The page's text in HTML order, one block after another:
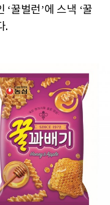
꿀벌런’에 스낵 ‘꿀
.